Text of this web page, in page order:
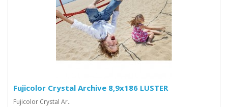
Fujicolor Crystal Archive 8,9x186 LUSTER
Fujicolor Crystal Ar..